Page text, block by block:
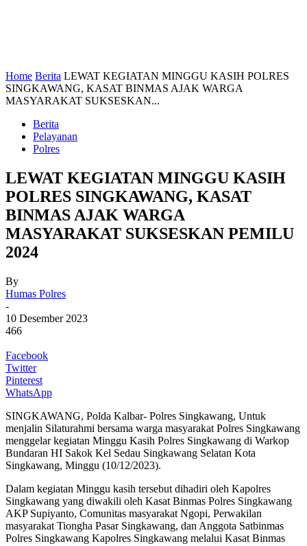
Home Berita LEWAT KEGIATAN MINGGU KASIH POLRES
SINGKAWANG, KASAT BINMAS AJAK WARGA
MASYARAKAT SUKSESKAN...
Berita
Pelayanan
Polres
LEWAT KEGIATAN MINGGU KASIH
POLRES SINGKAWANG, KASAT
BINMAS AJAK WARGA
MASYARAKAT SUKSESKAN PEMILU
2024
By
Humas Polres
-
10 Desember 2023
466
Facebook
Twitter
Pinterest
WhatsApp
SINGKAWANG, Polda Kalbar- Polres Singkawang, Untuk
menjalin Silaturahmi bersama warga masyarakat Polres Singkawang
menggelar kegiatan Minggu Kasih Polres Singkawang di Warkop
Bundaran HI Sakok Kel Sedau Singkawang Selatan Kota
Singkawang, Minggu (10/12/2023).
Dalam kegiatan Minggu kasih tersebut dihadiri oleh Kapolres
Singkawang yang diwakili oleh Kasat Binmas Polres Singkawang
AKP Supiyanto, Comunitas masyarakat Ngopi, Perwakilan
masyarakat Tiongha Pasar Singkawang, dan Anggota Satbinmas
Polres Singkawang Kapolres Singkawang melalui Kasat Binmas